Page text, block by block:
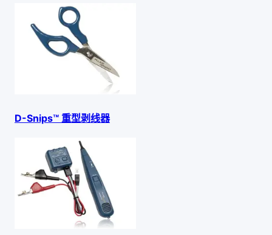
D-Snips™ 重型剥线器